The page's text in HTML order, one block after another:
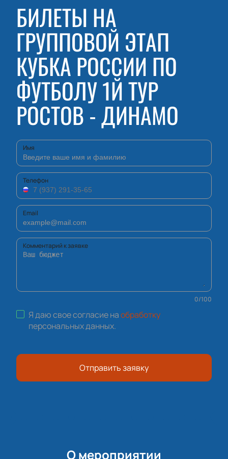
БИЛЕТЫ НА
ГРУППОВОЙ ЭТАП
КУБКА РОССИИ ПО
ФУТБОЛУ 1Й ТУР
РОСТОВ - ДИНАМО
Имя
Телефон
Email
Комментарий к заявке
0/100
Я даю свое согласие наобработку
персональных данных.
Отправить заявку
О мероприятии